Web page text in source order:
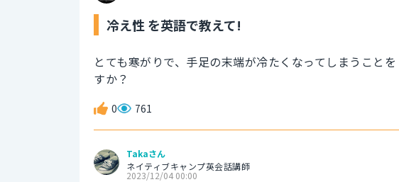
冷え性 を英語で教えて!
とても寒がりで、手足の末端が冷たくなってしまうこと
すか？
0 761
Takaさん
ネイティブキャンプ英会話講師
2023/12/04 00:00